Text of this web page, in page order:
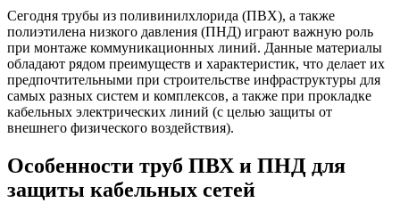
Сегодня трубы из поливинилхлорида (ПВХ), а также
полиэтилена низкого давления (ПНД) играют важную роль
при монтаже коммуникационных линий. Данные материалы
обладают рядом преимуществ и характеристик, что делает их
предпочтительными при строительстве инфраструктуры для
самых разных систем и комплексов, а также при прокладке
кабельных электрических линий (с целью защиты от
внешнего физического воздействия).
Особенности труб ПВХ и ПНД для
защиты кабельных сетей